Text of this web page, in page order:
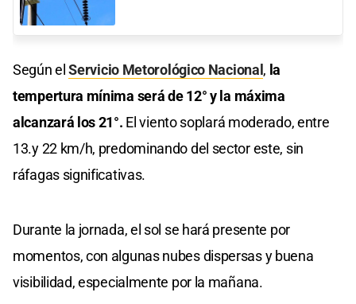
Según elServicio Metorológico Nacional, la
tempertura mínima será de 12° y la máxima
alcanzará los 21°. El viento soplará moderado, entre
13.y 22 km/h, predominando del sector este, sin
ráfagas significativas.
Durante la jornada, el sol se hará presente por
momentos, con algunas nubes dispersas y buena
visibilidad, especialmente por la mañana.